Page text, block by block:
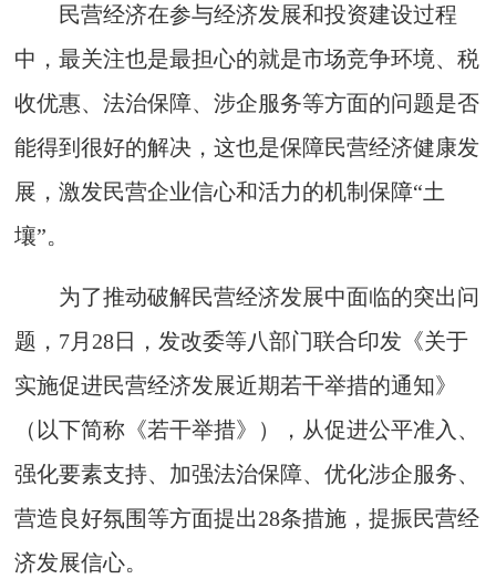
民营经济在参与经济发展和投资建设过程
中，最关注也是最担心的就是市场竞争环境、税
收优惠、法治保障、涉企服务等方面的问题是否
能得到很好的解决，这也是保障民营经济健康发
展，激发民营企业信心和活力的机制保障“土
壤”。
为了推动破解民营经济发展中面临的突出问
题，7月28日，发改委等八部门联合印发《关于
实施促进民营经济发展近期若干举措的通知》
（以下简称《若干举措》），从促进公平准入、
强化要素支持、加强法治保障、优化涉企服务、
营造良好氛围等方面提出28条措施，提振民营经
济发展信心。